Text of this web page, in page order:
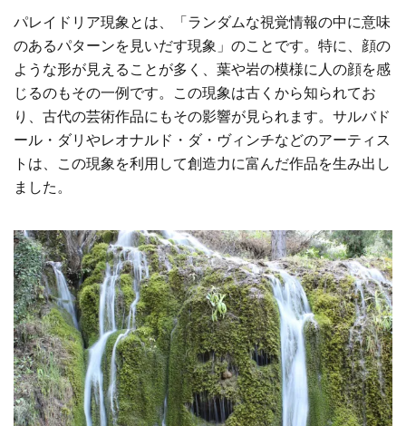
パレイドリア現象とは、「ランダムな視覚情報の中に意味
のあるパターンを見いだす現象」のことです。特に、顔の
ような形が見えることが多く、葉や岩の模様に人の顔を感
じるのもその一例です。この現象は古くから知られてお
り、古代の芸術作品にもその影響が見られます。サルバド
ール・ダリやレオナルド・ダ・ヴィンチなどのアーティス
トは、この現象を利用して創造力に富んだ作品を生み出し
ました。